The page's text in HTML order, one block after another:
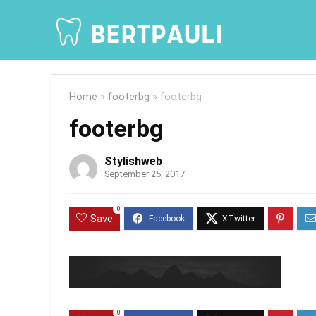
Home » footerbg » footerbg
footerbg
Stylishweb
September 25, 2017
Save
0
0